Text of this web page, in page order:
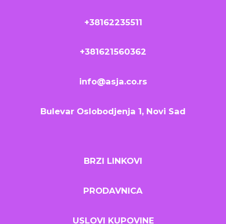
+38162235511
+381621560362
info@asja.co.rs
Bulevar Oslobodjenja 1, Novi Sad
BRZI LINKOVI
PRODAVNICA
USLOVI KUPOVINE